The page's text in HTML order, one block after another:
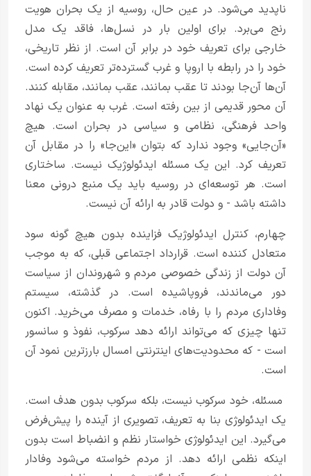
ناپدید می‌شود. در عین حال، روسیه از یک بحران هویت
رنج می‌برد. برای اولین بار در نسل‌ها، فاقد یک مدل
خارجی برای تعریف خود در برابر آن است. از نظر تاریخی،
خود را در رابطه با اروپا و غرب گسترده‌تر تعریف کرده است.
آن‌ها آن‌جا بودند تا عقب بمانند، عقب بمانند، مقابله کنند.
آن محور قدیمی از بین رفته است. غرب به عنوان یک نهاد
واحد فرهنگی، نظامی و سیاسی در بحران است. هیچ
«آن‌جایی» وجود ندارد که بتوان «این‌جا» را در مقابل آن
تعریف کرد. این یک مسئله ایدئولوژیک نیست. ساختاری
است. هر توسعه‌ای در روسیه باید یک منبع درونی معنا
داشته باشد - و دولت قادر به ارائه آن نیست.
چهارم، کنترل ایدئولوژیک فزاینده بدون هیچ گونه سود
متعادل کننده است. قرارداد اجتماعی قبلی، که به موجب
آن دولت از زندگی خصوصی مردم و شهروندان از سیاست
دور می‌ماندند، فروپاشیده است. در گذشته، سیستم
وفاداری مردم را با رفاه، خدمات و مصرف می‌خرید. اکنون
تنها چیزی که می‌تواند ارائه دهد سرکوب، نفوذ و سانسور
است - که محدودیت‌های اینترنتی امسال بارزترین نمود آن
است.
مسئله، خود سرکوب نیست، بلکه سرکوب بدون هدف است.
یک ایدئولوژی بنا به تعریف، تصویری از آینده را پیش‌فرض
می‌گیرد. این ایدئولوژی خواستار نظم و انضباط است بدون
اینکه نظمی ارائه دهد. از مردم خواسته می‌شود وفادار